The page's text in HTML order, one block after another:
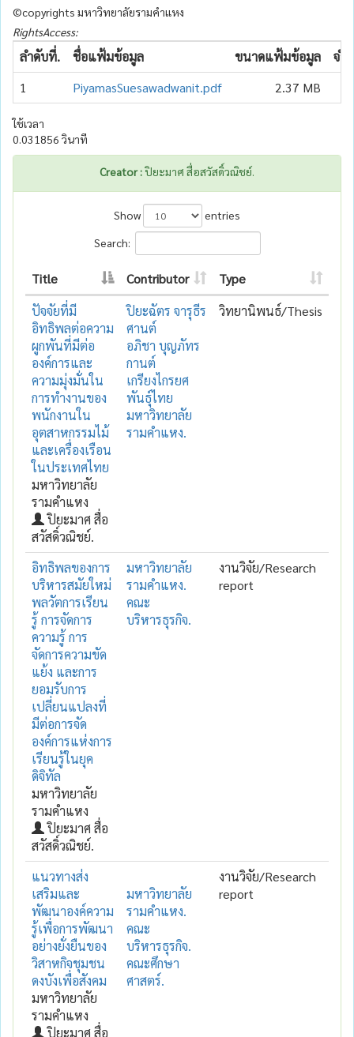
©copyrights มหาวิทยาลัยรามคำแหง
RightsAccess:
ลำดับที่. ชื่อแฟ้มข้อมูล ขนาดแฟ้มข้อมูล
จำ
1
PiyamasSuesawadwanit.pdf 2.37 MB
ใช้เวลา
0.031856 วินาที
Creator :ปิยะมาศ สื่อสวัสดิ์วณิชย์.
Show
entries
Search:
Title Contributor
Type
ปัจจัยที่มี
อิทธิพลต่อความ
ผูกพันที่มีต่อ
องค์การและ
ความมุ่งมั่นใน
การทำงานของ
พนักงานใน
อุตสาหกรรมไม้
และเครื่องเรือน
ในประเทศไทย
มหาวิทยาลัย
รามคำแหง
ปิยะมาศ สื่อ
สวัสดิ์วณิชย์.
ปิยะฉัตร จารุธีร
ศานต์
อภิชา บุญภัทร
กานต์
เกรียงไกรยศ
พันธุ์ไทย
มหาวิทยาลัย
รามคำแหง.
วิทยานิพนธ์/Thesis
อิทธิพลของการ
บริหารสมัยใหม่
พลวัตการเรียน
รู้ การจัดการ
ความรู้ การ
จัดการความขัด
แย้ง และการ
ยอมรับการ
เปลี่ยนแปลงที่
มีต่อการจัด
องค์การแห่งการ
เรียนรู้ในยุค
ดิจิทัล
มหาวิทยาลัย
รามคำแหง
ปิยะมาศ สื่อ
สวัสดิ์วณิชย์.
มหาวิทยาลัย
รามคำแหง.
คณะ
บริหารธุรกิจ.
งานวิจัย/Research
report
แนวทางส่ง
เสริมและ
พัฒนาองค์ความ
รู้เพื่อการพัฒนา
อย่างยั่งยืนของ
วิสาหกิจชุมชน
ดงบังเพื่อสังคม
มหาวิทยาลัย
รามคำแหง
ปิยะมาศ สื่อ
มหาวิทยาลัย
รามคำแหง.
คณะ
บริหารธุรกิจ.
คณะศึกษา
ศาสตร์.
งานวิจัย/Research
report